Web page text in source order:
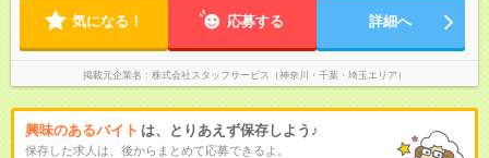
気になる！ 応募する 詳細へ
掲載元企業名 株式会社スタッフサービス（神奈川・千葉・埼玉エリア）
興味のあるバイト は、とりあえず保存しよう♪
保存した求人は、後からまとめて応募できるよ。